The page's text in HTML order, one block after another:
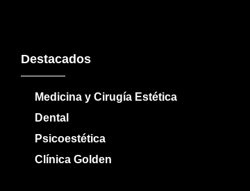
Destacados
Medicina y Cirugía Estética
Dental
Psicoestética
Clínica Golden